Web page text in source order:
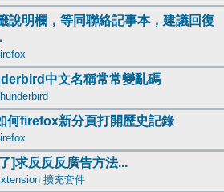
說明欄，等同聯絡記事本，建議回復
中文名稱常常變亂碼
何firefox新分頁打開歷史記錄
]求反反反廣告方法...
擴充套件